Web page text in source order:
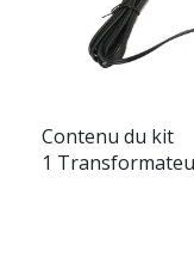
Contenu du kit
1